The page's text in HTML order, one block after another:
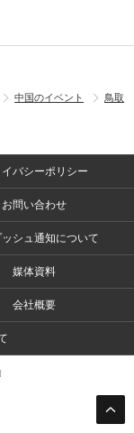
中国のイベント
鳥取
イバシーポリシー
お問い合わせ
シュ通知について
媒体資料
会社概要